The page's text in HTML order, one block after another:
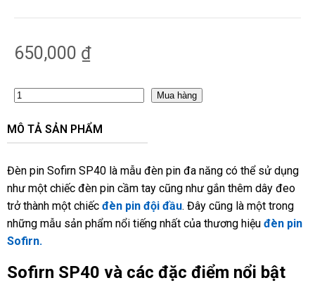
650,000 ₫
Mua hàng
MÔ TẢ SẢN PHẨM
Đèn pin Sofirn SP40 là mẫu đèn pin đa năng có thể sử dụng
như một chiếc đèn pin cầm tay cũng như gắn thêm dây đeo
trở thành một chiếc đèn pin đội đầu. Đây cũng là một trong
những mẫu sản phẩm nổi tiếng nhất của thương hiệu đèn pin
Sofirn.
Sofirn SP40 và các đặc điểm nổi bật